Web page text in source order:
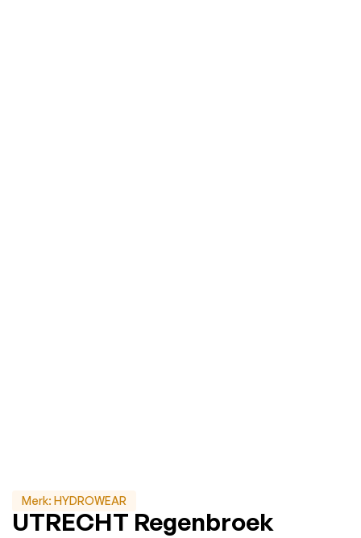
Merk: HYDROWEAR
UTRECHT Regenbroek